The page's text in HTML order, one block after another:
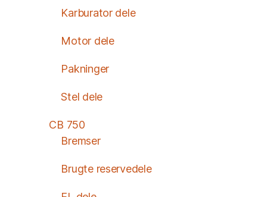
Karburator dele
Motor dele
Pakninger
Stel dele
CB 750
Bremser
Brugte reservedele